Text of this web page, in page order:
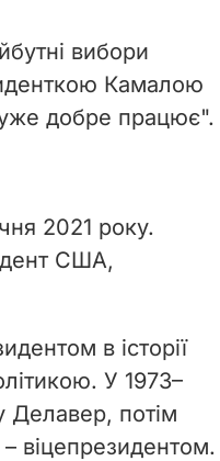
вибори
Камалою
добре працює".
2021 року.
США,
в історії
У 1973–
Делавер, потім
віцепрезидентом.